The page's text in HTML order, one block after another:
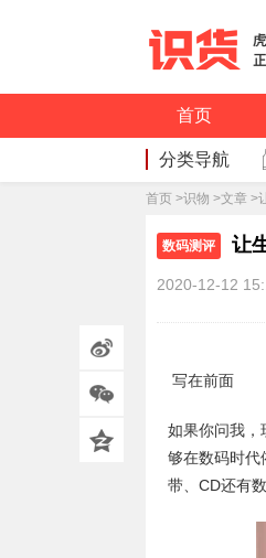
首页
分类导航
首页 >识物 >文章 >
数码测评 让
2020-12-12
写在前面
如果你问我，
够在数码时代
带、CD还有